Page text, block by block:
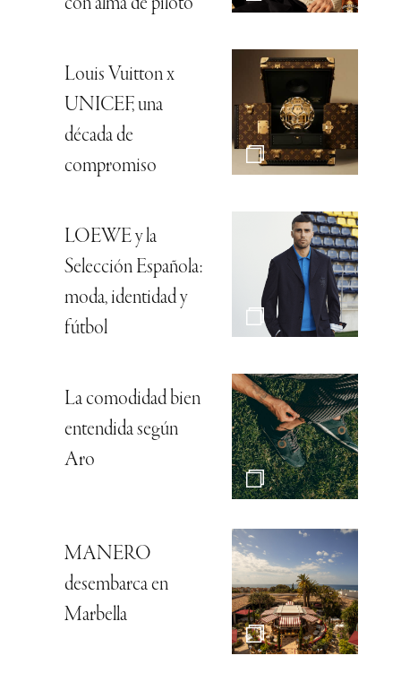
con alma de piloto
Louis Vuitton x
UNICEF, una
década de
compromiso
LOEWE y la
Selección Española:
moda, identidad y
fútbol
La comodidad bien
entendida según
Aro
MANERO
desembarca en
Marbella